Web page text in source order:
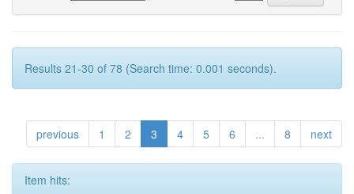
Results 21-30 of 78 (Search time: 0.001 seconds).
previous 1 2 3 4 5 6 ... 8 next
Item hits: